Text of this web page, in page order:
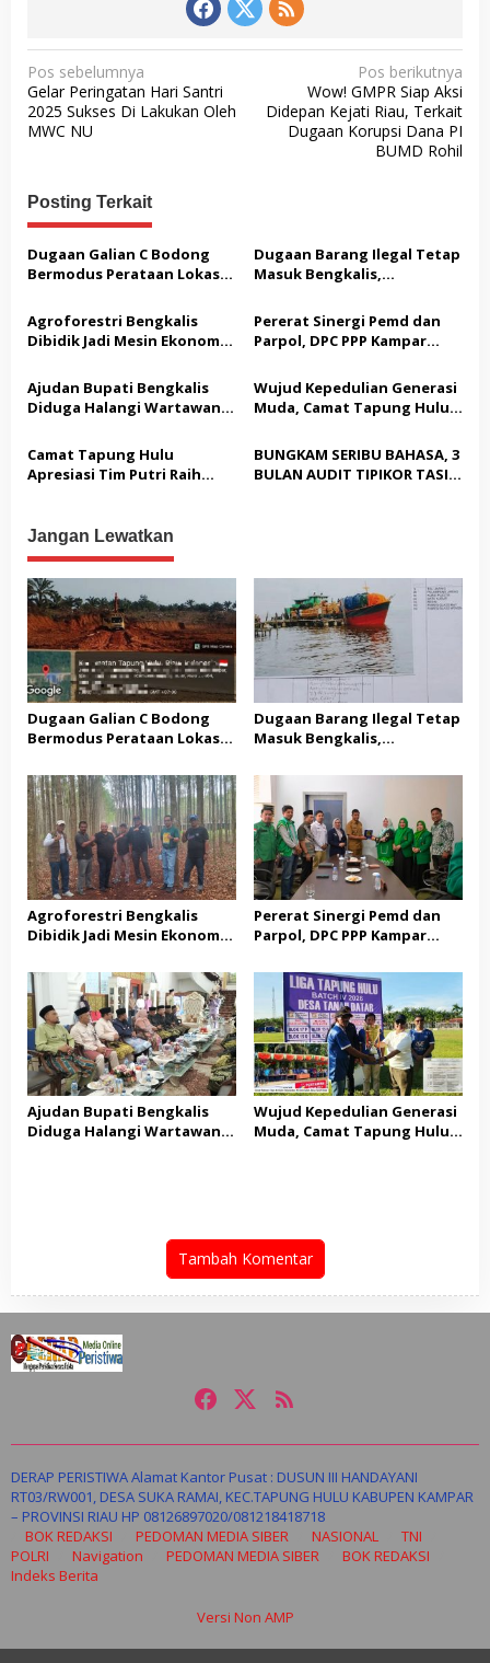
N
a
v
g
a
s
i
p
o
s
Pos sebelumnya
Gelar Peringatan Hari Santri
2025 Sukses Di Lakukan Oleh
MWC NU
Pos berikutnya
Wow! GMPR Siap Aksi
Didepan Kejati Riau, Terkait
Dugaan Korupsi Dana PI
BUMD Rohil
Posting Terkait
Dugaan Galian C Bodong
Bermodus Perataan Lokasi
Riau Akan Tinjauan Lokasi
Dugaan Barang Ilegal Tetap
Masuk Bengkalis,
Dipertanyakan
Agroforestri Bengkalis
Dibidik Jadi Mesin Ekonomi,
Pengusaha Porang
Pererat Sinergi Pemd dan
Parpol, DPC PPP Kampar
Wakil Bupati Kampar
Ajudan Bupati Bengkalis
Diduga Halangi Wartawan
Laporan Dugaan
Pembatasan Pers
Wujud Kepedulian Generasi
Muda, Camat Tapung Hulu
Kirim Utusan di Liga IV
Camat Tapung Hulu
Apresiasi Tim Putri Raih
BUNGKAM SERIBU BAHASA, 3
BULAN AUDIT TIPIKOR TASIK
Jangan Lewatkan
Dugaan Galian C Bodong
Bermodus Perataan Lokasi
Riau Akan Tinjauan Lokasi
Dugaan Barang Ilegal Tetap
Masuk Bengkalis,
Dipertanyakan
Agroforestri Bengkalis
Dibidik Jadi Mesin Ekonomi,
Pengusaha Porang
Pererat Sinergi Pemd dan
Parpol, DPC PPP Kampar
Wakil Bupati Kampar
Ajudan Bupati Bengkalis
Diduga Halangi Wartawan
Wujud Kepedulian Generasi
Muda, Camat Tapung Hulu
Tambah Komentar
DERAP PERISTIWA Alamat Kantor Pusat : DUSUN III HANDAYANI
RT03/RW001, DESA SUKA RAMAI, KEC.TAPUNG HULU KABUPEN KAMPAR
– PROVINSI RIAU HP 08126897020/081218418718
BOK REDAKSI
PEDOMAN MEDIA SIBER NASIONAL
TNI
POLRI
Navigation PEDOMAN MEDIA SIBER
BOK REDAKSI
Indeks Berita
Versi Non AMP